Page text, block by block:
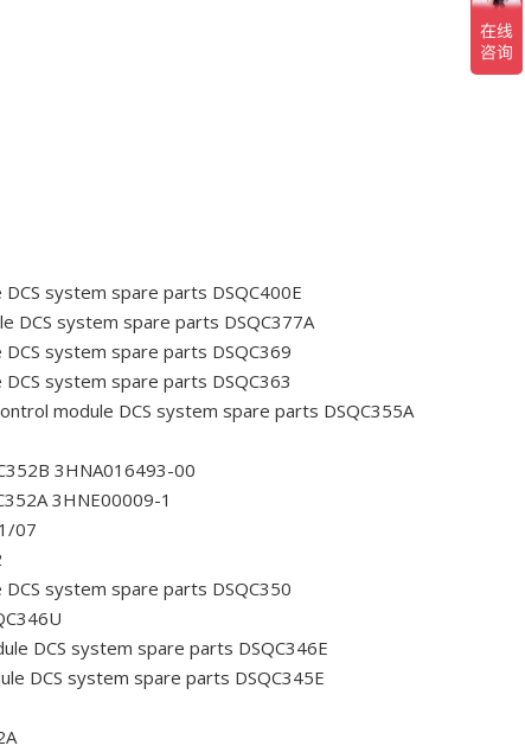
system spare parts DSQC400E
DCS system spare parts DSQC377A
system spare parts DSQC369
system spare parts DSQC363
module DCS system spare parts DSQC355A
3HNA016493-00
3HNE00009-1
07
system spare parts DSQC350
DCS system spare parts DSQC346E
DCS system spare parts DSQC345E